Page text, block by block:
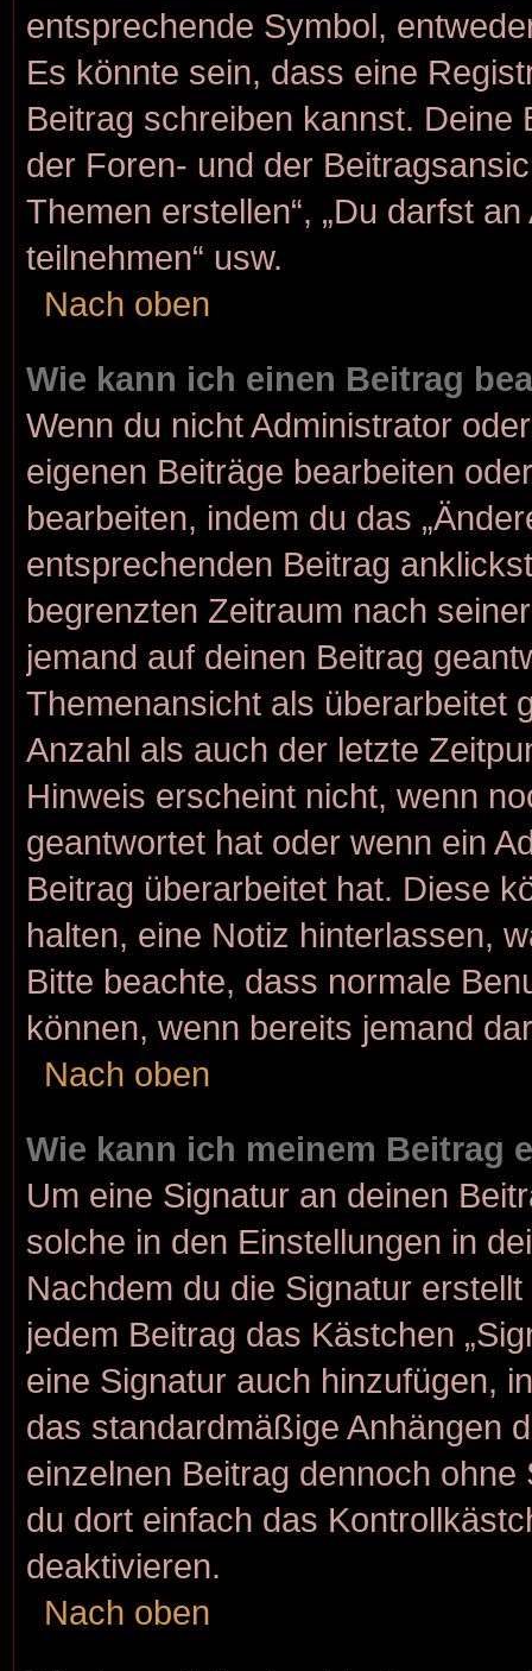
entsprechende Symbol,
Es könnte sein, dass eine
Beitrag schreiben kannst. Deine
der Foren- und der
Themen erstellen“, „Du darfst
teilnehmen“ usw.
Nach oben
Wie kann ich einen Beitrag
Wenn du nicht Administrator
eigenen Beiträge bearbeiten
bearbeiten, indem du das
entsprechenden Beitrag
begrenzten Zeitraum nach
jemand auf deinen Beitrag
Themenansicht als überarbeitet
Anzahl als auch der letzte
Hinweis erscheint nicht, wenn
geantwortet hat oder wenn ein
Beitrag überarbeitet hat. Diese
halten, eine Notiz hinterlassen,
Bitte beachte, dass normale
können, wenn bereits jemand
Nach oben
Wie kann ich meinem Beitrag
Um eine Signatur an deinen
solche in den Einstellungen in
Nachdem du die Signatur
jedem Beitrag das Kästchen
eine Signatur auch hinzufügen,
das standardmäßige Anhängen
einzelnen Beitrag dennoch
du dort einfach das
deaktivieren.
Nach oben